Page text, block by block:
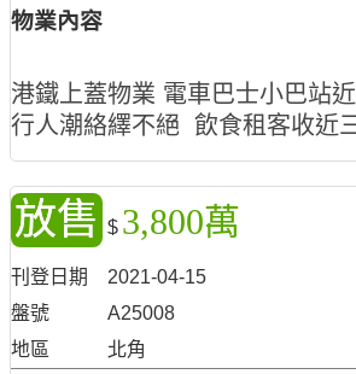
物業內容
港鐵上蓋物業 電車巴士小巴站
行人潮絡繹不絕 飲食租客收近
放售 $ 3,800萬
刊登日期
2021-04-15
盤號
A25008
地區
北角